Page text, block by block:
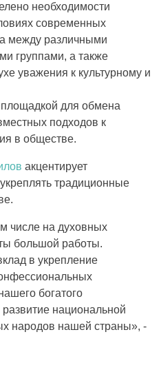
необходимости
современных
между различными
группами, а также
уважения к культурному и
для обмена
подходов к
в обществе.
акцентирует
традиционные
числе на духовных
большой работы.
в укрепление
богатого
развитие национальной
народов нашей страны», -